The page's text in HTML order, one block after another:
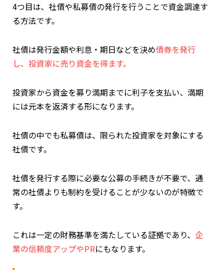
4つ目は、社債や私募債の発行を行うことで資金調達す
る方法です。
社債は発行金額や利息・期日などを決め債券を発行
し、投資家に売り資金を得ます。
投資家から資金を募り満期までに利子を支払い、満期
には元本を返済する形になります。
社債の中でも私募債は、限られた投資家を対象にする
社債です。
社債を発行する際に必要な公募の手続きが不要で、通
常の社債よりも制約を受けることが少ないのが特徴で
す。
これは一定の財務基準を満たしている証拠であり、 企
業の信頼度アップやPRにもなります。